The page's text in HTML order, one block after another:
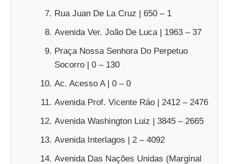
Rua Juan De La Cruz | 650 – 1
Avenida Ver. João De Luca | 1963 – 37
Praça Nossa Senhora Do Perpetuo
Socorro | 0 – 130
Ac. Acesso A | 0 – 0
Avenida Prof. Vicente Ráo | 2412 – 2476
Avenida Washington Luiz | 3845 – 2665
Avenida Interlagos | 2 – 4092
Avenida Das Nações Unidas (Marginal